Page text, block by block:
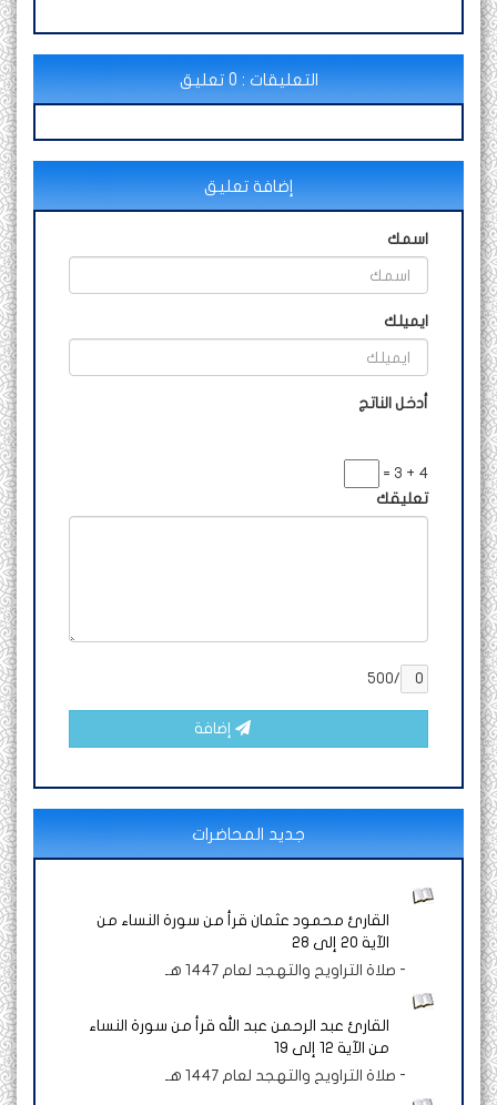
التعليقات : 0 تعليق
إضافة تعليق
اسمك
ايميلك
أدخل الناتج
تعليقك
إضافة
جديد المحاضرات
القارئ محمود عثمان قرأ من سورة النساء من
صلاة التراويح والتهجد لعام 1447 هـ
القارئ عبد الرحمن عبد الله قرأ من سورة النساء
من الآية 12 إلى 19
صلاة التراويح والتهجد لعام 1447 هـ